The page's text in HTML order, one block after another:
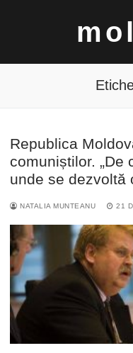
Caută
după:
Republica
comuniștilor. „De
unde se dezvoltă
NATALIA MUNTEANU 21